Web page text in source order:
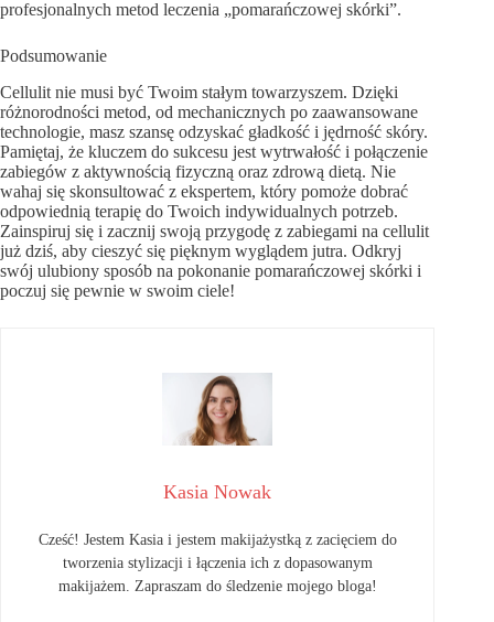
profesjonalnych metod leczenia „pomarańczowej skórki”.
Podsumowanie
Cellulit nie musi być Twoim stałym towarzyszem. Dzięki
różnorodności metod, od mechanicznych po zaawansowane
technologie, masz szansę odzyskać gładkość i jędrność skóry.
Pamiętaj, że kluczem do sukcesu jest wytrwałość i połączenie
zabiegów z aktywnością fizyczną oraz zdrową dietą. Nie
wahaj się skonsultować z ekspertem, który pomoże dobrać
odpowiednią terapię do Twoich indywidualnych potrzeb.
Zainspiruj się i zacznij swoją przygodę z zabiegami na cellulit
już dziś, aby cieszyć się pięknym wyglądem jutra. Odkryj
swój ulubiony sposób na pokonanie pomarańczowej skórki i
poczuj się pewnie w swoim ciele!
Kasia Nowak
Cześć! Jestem Kasia i jestem makijażystką z zacięciem do
tworzenia stylizacji i łączenia ich z dopasowanym
makijażem. Zapraszam do śledzenie mojego bloga!